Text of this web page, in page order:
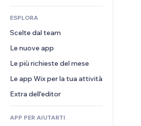
Inserzioni sito
Email
Amministrazione
Buoni e programmi fedeltà
Immobiliare
Prenotazioni
Podcast
Fotografia
Video
PDF
Condivisione file
Privacy e sicurezza
Orologio
Template per pagine
Effetti immagine
Tasti e menu
Banner e badge
Calcolatrici
Cerca
Meteo
Moduli
Sondaggi
Chat
Commenti
Telefono
Community
Recensioni e testimonial
CRM
ESPLORA
Scelte dal team
Le nuove app
Le più richieste del mese
Le app Wix per la tua attività
Extra dell'editor
APP PER AIUTARTI